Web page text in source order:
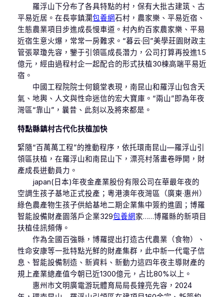
羅浮山下分布了各具特點的村，保有大批古建筑、古
平易近居。在長寧鎮瀾包養網石村，農家樂、平易近宿、
生態農業項目步進成長慢車道。村內約百家農家樂、平易
近宿生意火爆，常常一房難求。“暮云·回”美學莊園財政主
管張翠瓊先容，鑒于引領區成長潛力，公司打算再投進1.5
億元，經由過程村企一起配合的形式扶植30棟高端平易近
宿。
中國工程院院士何鏡堂表現，南昆山和羅浮山包含天
氣、地輿、人文與性命迷信的宏大寶庫。“兩山”即為年夜
灣區“靠山”，曩昔、此刻以及將來都是。
特點縣鎮村古代化扶植加快
緊隨“百萬萬工程”的推動程序，依托環南昆山—羅浮山引
領區扶植，在羅浮山和南昆山下，漂亮村落畫卷睜開，財
產成長迸動員力。
japan(日本)年夜金產業股份有限公司在華最年夜的
空調生孩子基地正式投產；粵港澳年夜灣區（廣東·惠州）
綠色農產物生孩子供給基地二期企業集中簽約進園；博羅
智能設備財產園落戶企業329包養網家……博羅縣的新項目
扶植佳訊頻傳。
作為全國百強縣，博羅提出打造古代農業（食物）、
性命安康等一批特點光鮮的財產集群，此中新一代電子信
息、智能設備制造、新資料、新動力這四年夜主導財產的
規上產業總產值今朝已近1300億元，占比80%以上。
惠州市文明廣電游玩體育局局長鐘亮先容，2024